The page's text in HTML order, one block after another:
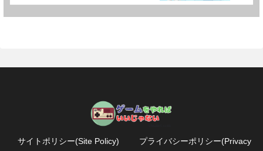
サイトポリシー(Site Policy) プライバシーポリシー(Privacy